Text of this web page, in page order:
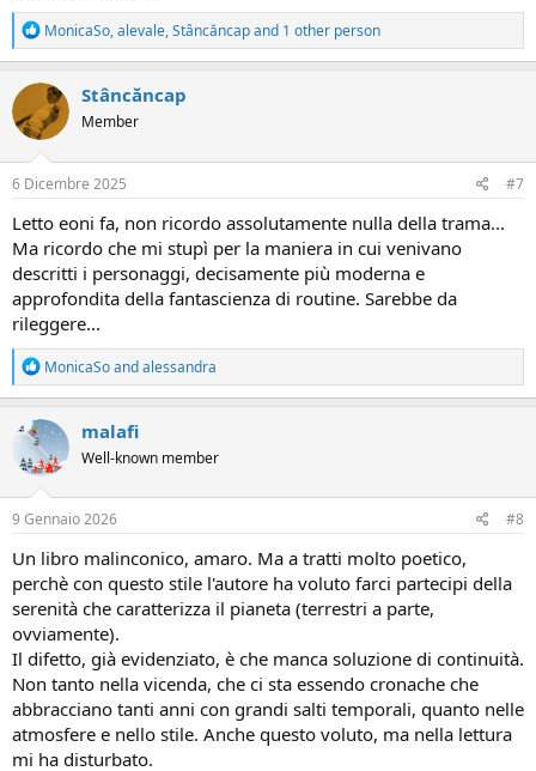
R
e
a
c
t
i
o
n
s
MonicaSo,alevale,Stâncăncapand 1 other person
Stâncăncap
Member
6 Dicembre 2025 #7
Letto eoni fa, non ricordo assolutamente nulla della trama...
Ma ricordo che mi stupì per la maniera in cui venivano
descritti i personaggi, decisamente più moderna e
approfondita della fantascienza di routine. Sarebbe da
rileggere...
R
e
a
c
t
i
o
n
s
MonicaSoandalessandra
malafi
Well-known member
9 Gennaio 2026 #8
Un libro malinconico, amaro. Ma a tratti molto poetico,
perchè con questo stile l'autore ha voluto farci partecipi della
serenità che caratterizza il pianeta (terrestri a parte,
ovviamente).
Il difetto, già evidenziato, è che manca soluzione di continuità.
Non tanto nella vicenda, che ci sta essendo cronache che
abbracciano tanti anni con grandi salti temporali, quanto nelle
atmosfere e nello stile. Anche questo voluto, ma nella lettura
mi ha disturbato.